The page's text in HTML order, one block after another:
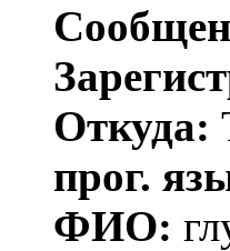
Откуда:
прог.
ФИО: